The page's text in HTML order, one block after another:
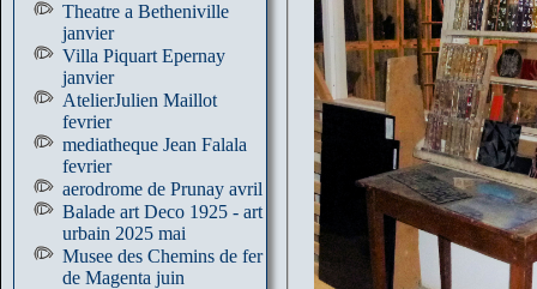
Theatre a Betheniville
janvier
Villa Piquart Epernay
janvier
AtelierJulien Maillot
fevrier
mediatheque Jean Falala
fevrier
aerodrome de Prunay avril
Balade art Deco 1925 - art
urbain 2025 mai
Musee des Chemins de fer
de Magenta juin